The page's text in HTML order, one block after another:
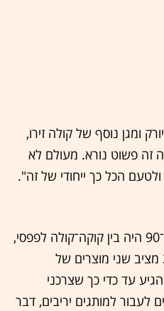
ומגן נוסף של קולה זירו,
זה פשוט נורא. מעולם לא
הכל כך ייחודי של זה".
אם סכסוך הדמים של שנות ה־90 היה בין קוקה־קולה לפפסי,
הרי שהעימות של שנות ה-20 מציב שני מוצרים של
עד כדי כך שצרכני
לעבור למותגים יריבים, דבר